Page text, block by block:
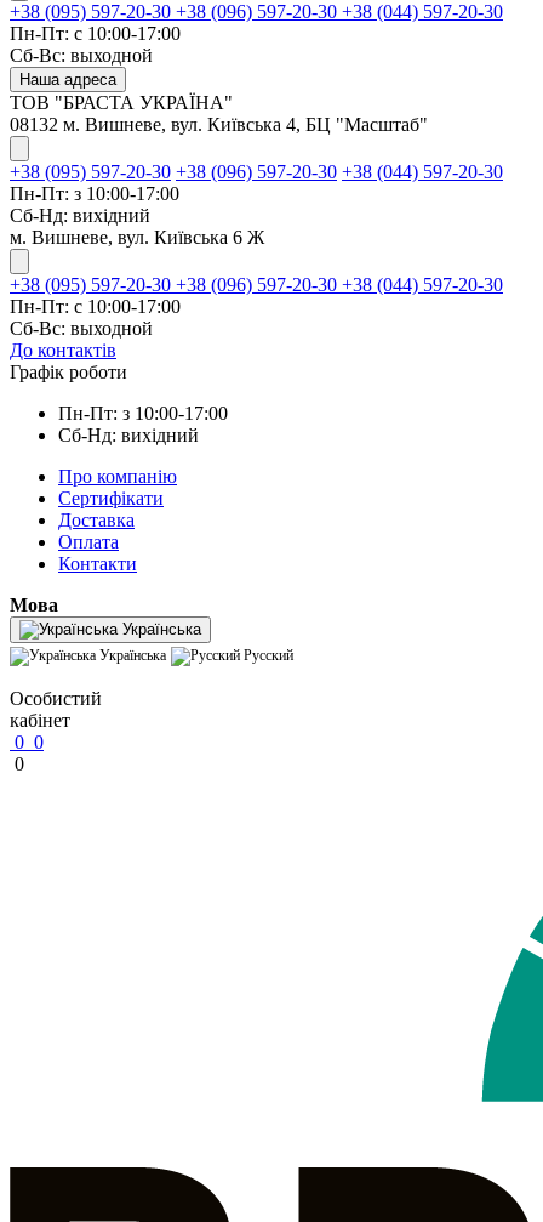
+38 (095) 597-20-30 +38 (096) 597-20-30 +38 (044) 597-20-30
Пн-Пт: с 10:00-17:00
Сб-Вс: выходной
Наша адреса
ТОВ "БРАСТА УКРАЇНА"
08132 м. Вишневе, вул. Київська 4, БЦ "Масштаб"
+38 (095) 597-20-30 +38 (096) 597-20-30 +38 (044) 597-20-30
Пн-Пт: з 10:00-17:00
Сб-Нд: вихідний
м. Вишневе, вул. Київська 6 Ж
+38 (095) 597-20-30 +38 (096) 597-20-30 +38 (044) 597-20-30
Пн-Пт: с 10:00-17:00
Сб-Вс: выходной
До контактів
Графік роботи
Пн-Пт: з 10:00-17:00
Сб-Нд: вихідний
Про компанію
Сертифікати
Доставка
Оплата
Контакти
Мова
Українська
Українська Русский
Особистий
кабінет
0 0
0